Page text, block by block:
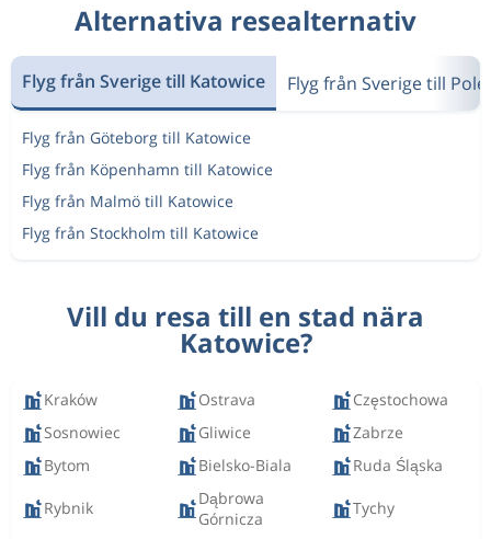
Alternativa resealternativ
Flyg från Sverige till Katowice Flyg från Sverige till
Flyg från Göteborg till Katowice
Flyg från Köpenhamn till Katowice
Flyg från Malmö till Katowice
Flyg från Stockholm till Katowice
Vill du resa till en stad nära
Katowice?
Kraków Ostrava
Częstochowa
Sosnowiec
Gliwice
Zabrze
Bytom
Bielsko-Biala Ruda Śląska
Rybnik
Dąbrowa
Górnicza
Tychy